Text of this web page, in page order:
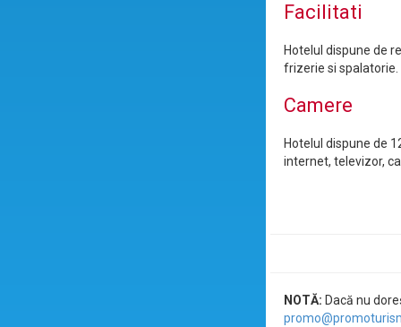
Facilitati
Hotelul dispune de
frizerie si spalatorie.
Camere
Hotelul dispune de
internet, televizor,
NOTĂ: Dacă nu